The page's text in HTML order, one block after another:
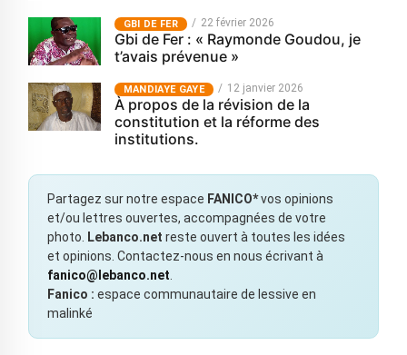
GBI DE FER 22 février 2026
Gbi de Fer : « Raymonde Goudou, je
t’avais prévenue »
MANDIAYE GAYE 12 janvier 2026
À propos de la révision de la
constitution et la réforme des
institutions.
Partagez sur notre espace FANICO*vos opinions
et/ou lettres ouvertes, accompagnées de votre
photo.
Lebanco.net reste ouvert à toutes les idées
et opinions. Contactez-nous en nous écrivant à
fanico@lebanco.net
Fanico : espace communautaire de lessive en
malinké